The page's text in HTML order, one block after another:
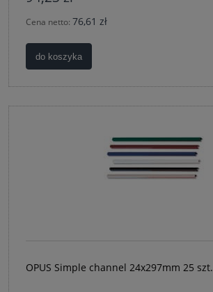
Cena netto: 76,61 zł
do koszyka
OPUS Simple channel 24x297mm 25 szt.